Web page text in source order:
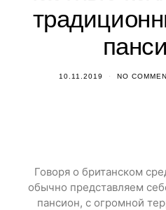
10.11.2019 NO
Говоря о британском
обычно представляем
пансион, с огромной